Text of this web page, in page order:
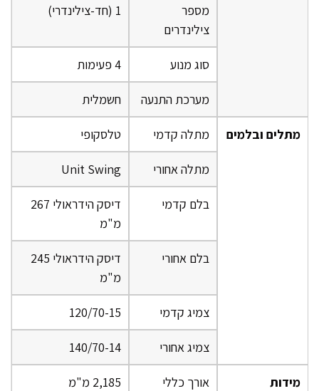
מספר
צילינדרים
1 (חד-צילינדרי)
סוג מנוע 4 פעימות
מערכת התנעה חשמלית
מתלים ובלמים מתלה קדמי טלסקופי
מתלה אחורי Unit Swing
בלם קדמי
דיסק הידראולי 267
מ"מ
בלם אחורי
דיסק הידראולי 245
מ"מ
צמיג קדמי 120/70-15
צמיג אחורי 140/70-14
מידות
אורך כללי 2,185 מ"מ